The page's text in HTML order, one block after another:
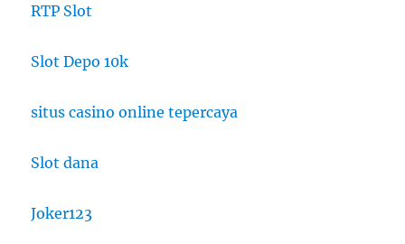
RTP Slot
Slot Depo 10k
situs casino online tepercaya
Slot dana
Joker123